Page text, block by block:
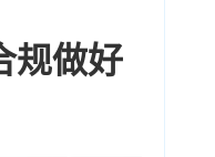
规做好